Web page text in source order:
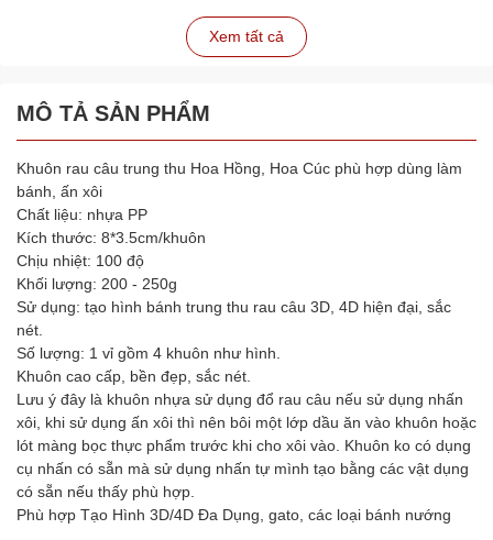
Xem tất cả
MÔ TẢ SẢN PHẨM
Khuôn rau câu trung thu Hoa Hồng, Hoa Cúc phù hợp dùng làm
bánh, ấn xôi
Chất liệu: nhựa PP
Kích thước: 8*3.5cm/khuôn
Chịu nhiệt: 100 độ
Khối lượng: 200 - 250g
Sử dụng: tạo hình bánh trung thu rau câu 3D, 4D hiện đại, sắc
nét.
Số lượng: 1 vỉ gồm 4 khuôn như hình.
Khuôn cao cấp, bền đẹp, sắc nét.
Lưu ý đây là khuôn nhựa sử dụng đổ rau câu nếu sử dụng nhấn
xôi, khi sử dụng ấn xôi thì nên bôi một lớp dầu ăn vào khuôn hoặc
lót màng bọc thực phẩm trước khi cho xôi vào. Khuôn ko có dụng
cụ nhấn có sẵn mà sử dụng nhấn tự mình tạo bằng các vật dụng
có sẵn nếu thấy phù hợp.
Phù hợp Tạo Hình 3D/4D Đa Dụng, gato, các loại bánh nướng